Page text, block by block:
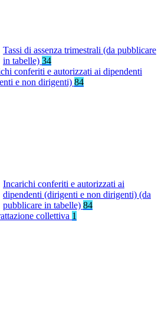
Tassi di assenza trimestrali (da pubblicare
in tabelle) 34
conferiti e autorizzati ai dipendenti
e non dirigenti) 84
Incarichi conferiti e autorizzati ai
dipendenti (dirigenti e non dirigenti) (da
pubblicare in tabelle) 84
collettiva 1